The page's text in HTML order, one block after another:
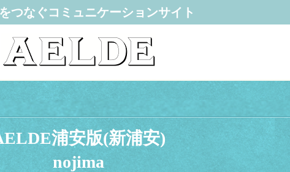
つなぐコミュニケーションサイト
浦安版(新浦安)
nojima